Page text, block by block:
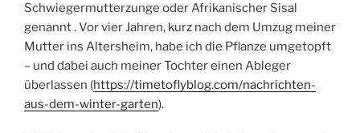
Schwiegermutterzunge oder Afrikanischer Sisal
genannt . Vor vier Jahren, kurz nach dem Umzug meiner
Mutter ins Altersheim, habe ich die Pflanze umgetopft
– und dabei auch meiner Tochter einen Ableger
überlassen (https://timetoflyblog.com/nachrichten-
aus-dem-winter-garten).